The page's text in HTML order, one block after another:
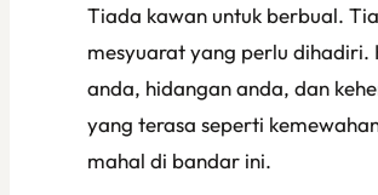
Tiada kawan untuk berbual.
mesyuarat yang perlu dihadiri.
anda, hidangan anda, dan
yang terasa seperti
mahal di bandar ini.